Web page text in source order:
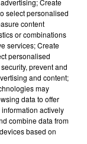
un nouvel
mondiale
Create
select personalised
content
or combinations
services; Create
personalised
prevent and
and content;
may
data to offer
actively
combine data from
based on